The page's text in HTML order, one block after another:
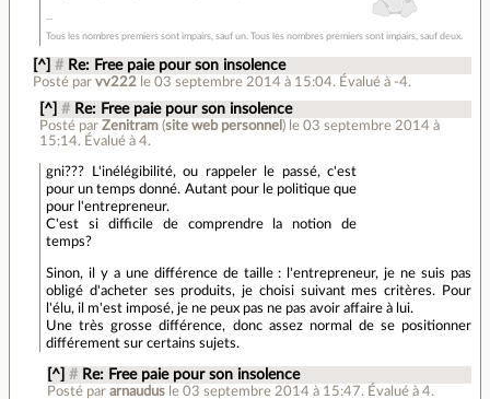
Tous les nombres premiers sont impairs, sauf un. Tous les nombres premiers sont impairs, sauf deux.
[^] # Re: Free paie pour son insolence
Posté par vv222 le 03 septembre 2014 à 15:04. Évalué à -4.
[^] # Re: Free paie pour son insolence
Posté parZenitram (site web personnel ) le 03 septembre 2014 à
15:14. Évalué à4.
gni??? L'inélégibilité, ou rappeler le passé, c'est
pour un temps donné. Autant pour le politique que
pour l'entrepreneur.
C'est si difficile de comprendre la notion de
temps?
Sinon, il y a une différence de taille : l'entrepreneur, je ne suis pas
obligé d'acheter ses produits, je choisi suivant mes critères. Pour
l'élu, il m'est imposé, je ne peux pas ne pas avoir affaire à lui.
Une très grosse différence, donc assez normal de se positionner
différement sur certains sujets.
[^] # Re: Free paie pour son insolence
Posté par arnaudus le 03 septembre 2014 à 15:47. Évalué à 4.